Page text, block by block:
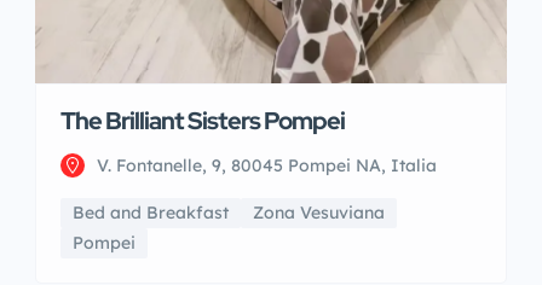
The Brilliant Sisters Pompei
V. Fontanelle, 9, 80045 Pompei NA, Italia
Bed and Breakfast
Zona Vesuviana
Pompei